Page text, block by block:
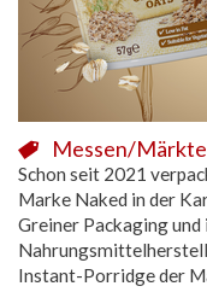
Messen/Märkte
Schon seit 2021
Marke Naked in der
Greiner Packaging
Instant-Porridge der